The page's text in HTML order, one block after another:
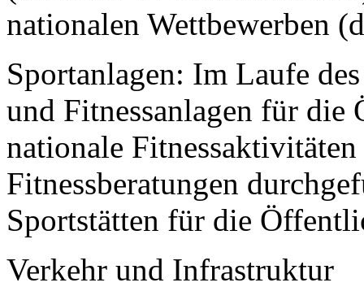
nationalen Wettbewerben
Sportanlagen: Im Laufe
und Fitnessanlagen für
nationale
Fitnessberatungen
Sportstätten für die
Verkehr und Infrastruktur